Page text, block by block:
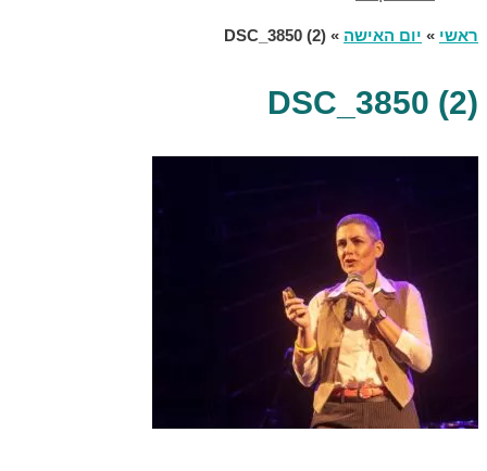
ראשי » יום האישה »
DSC_3850 (2)
DSC_3850 (2)